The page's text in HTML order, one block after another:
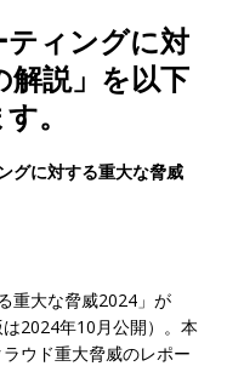
ティングに対
説」を以下
。
グに対する重大な脅威
重大な脅威2024」が
2024年10月公開）。本
ウド重大脅威のレポー